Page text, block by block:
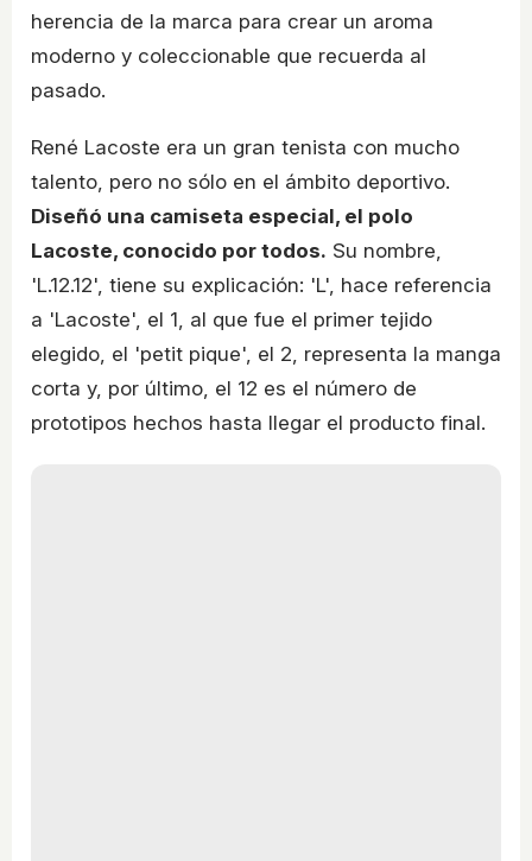
herencia de la marca para crear un aroma
moderno y coleccionable que recuerda al
pasado.
René Lacoste era un gran tenista con mucho
talento, pero no sólo en el ámbito deportivo.
Diseñó una camiseta especial, el polo
Lacoste, conocido por todos. Su nombre,
'L.12.12', tiene su explicación: 'L', hace referencia
a 'Lacoste', el 1, al que fue el primer tejido
elegido, el 'petit pique', el 2, representa la manga
corta y, por último, el 12 es el número de
prototipos hechos hasta llegar el producto final.